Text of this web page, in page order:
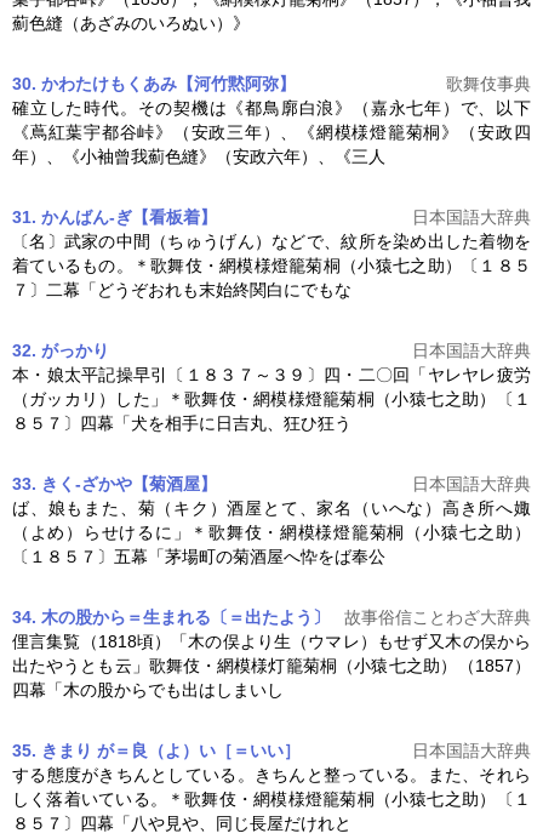
薊色縫（あざみのいろぬい）》
30. かわたけもくあみ【河竹黙阿弥】
歌舞伎事典
確立した時代。その契機は《都鳥廓白浪》（嘉永七年）で、以下
《蔦紅葉宇都谷峠》（安政三年）、《網模様燈籠菊桐》（安政四
年）、《小袖曾我薊色縫》（安政六年）、《三人
31. かんばん‐ぎ【看板着】
日本国語大辞典
〔名〕武家の中間（ちゅうげん）などで、紋所を染め出した着物を
着ているもの。＊歌舞伎・ 網模様燈籠菊桐 （小猿七之助）〔１８５
７〕二幕「どうぞおれも末始終関白にでもな
32. がっかり
日本国語大辞典
本・娘太平記操早引〔１８３７～３９〕四・二〇回「ヤレヤレ疲労
（ガッカリ）した」＊歌舞伎・ 網模様燈籠菊桐 （小猿七之助）〔１
８５７〕四幕「犬を相手に日吉丸、狂ひ狂う
33. きく‐ざかや【菊酒屋】
日本国語大辞典
ば、娘もまた、菊（キク）酒屋とて、家名（いへな）高き所へ娵
（よめ）らせけるに」＊歌舞伎・ 網模様燈籠菊桐
（小猿七之助）
〔１８５７〕五幕「茅場町の菊酒屋へ忰をば奉公
34. 木の股から＝生まれる〔＝出たよう〕
故事俗信ことわざ大辞典
俚言集覧（1818頃）「木の俣より生（ウマレ）もせず又木の俣から
出たやうとも云」歌舞伎・ 網模様灯籠菊桐 （小猿七之助）（1857）
四幕「木の股からでも出はしまいし
35. きまり が＝良（よ）い［＝いい］
日本国語大辞典
する態度がきちんとしている。きちんと整っている。また、それら
しく落着いている。＊歌舞伎・ 網模様燈籠菊桐 （小猿七之助）〔１
８５７〕四幕「八や見や、同じ長屋だけれと